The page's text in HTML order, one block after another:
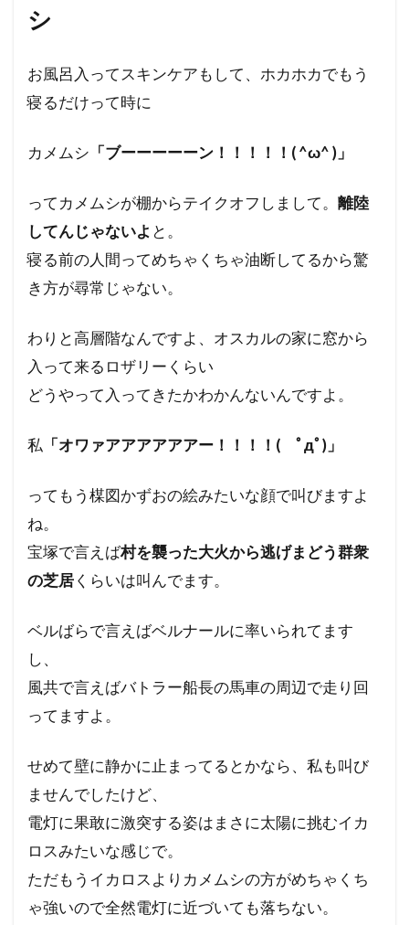
シ
お風呂入ってスキンケアもして、ホカホカでもう
寝るだけって時に
カメムシ 「ブーーーーーン！！！！！( ^ω^ )」
ってカメムシが棚からテイクオフしまして。 離陸
してんじゃないよ と。
寝る前の人間ってめちゃくちゃ油断してるから驚
き方が尋常じゃない。
わりと高層階なんですよ、オスカルの家に窓から
入って来るロザリーくらい
どうやって入ってきたかわかんないんですよ。
私 「オワァアアアアアアー！！！！( ﾟдﾟ)」
ってもう楳図かずおの絵みたいな顔で叫びますよ
ね。
宝塚で言えば村を襲った大火から逃げまどう群衆
の芝居くらいは叫んでます。
ベルばらで言えばベルナールに率いられてます
し、
風共で言えばバトラー船長の馬車の周辺で走り回
ってますよ。
せめて壁に静かに止まってるとかなら、私も叫び
ませんでしたけど、
電灯に果敢に激突する姿はまさに太陽に挑むイカ
ロスみたいな感じで。
ただもうイカロスよりカメムシの方がめちゃくち
ゃ強いので全然電灯に近づいても落ちない。